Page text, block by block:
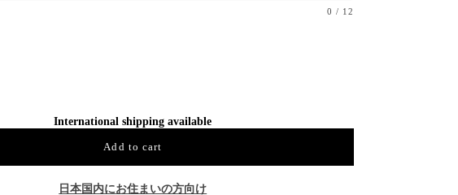
0 / 12
International shipping available
Add to cart
日本国内にお住まいの方向け